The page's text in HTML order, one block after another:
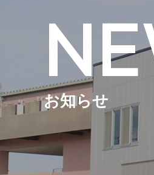
【TANAX×CHIGEE】 スマ
お知らせ